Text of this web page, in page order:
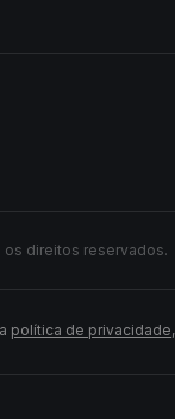
os direitos reservados.
política de privacidade,